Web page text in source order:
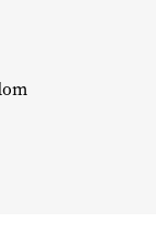
t.co/PX49GVsP1M
odpornost tal